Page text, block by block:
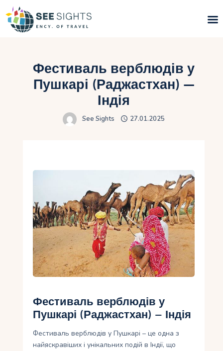
Гарячі тури
Контакти
Укр
Фестиваль верблюдів у
Пушкарі (Раджастхан) —
Індія
See Sights 27.01.2025
Фестиваль верблюдів у
Пушкарі (Раджастхан) – Індія
Фестиваль верблюдів у Пушкарі – це одна з
найяскравіших і унікальних подій в Індії, що